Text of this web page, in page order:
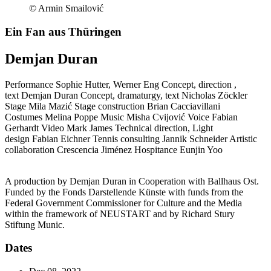
© Armin Smailović
Ein Fan aus Thüringen
Demjan Duran
Performance Sophie Hutter, Werner Eng Concept, direction ,
text Demjan Duran Concept, dramaturgy, text Nicholas Zöckler
Stage Mila Mazić Stage construction Brian Cacciavillani
Costumes Melina Poppe Music Misha Cvijović Voice Fabian
Gerhardt Video Mark James Technical direction, Light
design Fabian EichnerTennis consulting Jannik SchneiderArtistic
collaboration Crescencia Jiménez Hospitance Eunjin Yoo
A production by Demjan Duran in Cooperation with Ballhaus Ost.
Funded by the Fonds Darstellende Künste with funds from the
Federal Government Commissioner for Culture and the Media
within the framework of NEUSTART and by Richard Stury
Stiftung Munic.
Dates